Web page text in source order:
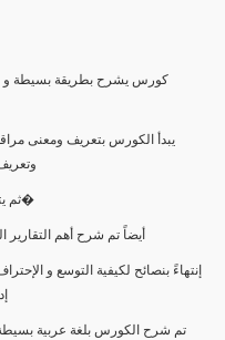
كورس يشرح بطريقة بسيطة و
يبدأ الكورس بتعريف ومعنى
ثم يتطرّق الكورس للجزء الأساسي و هوا شرح لمها�
أيضاً تم شرح أهم التقارير
إنتهاءً بنصائح لكيفية التوسع و
تم شرح الكورس بلغة عربية